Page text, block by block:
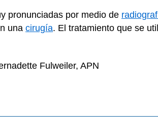
pronunciadas por medio de
una cirugía. El tratamiento que se
Fulweiler, APN